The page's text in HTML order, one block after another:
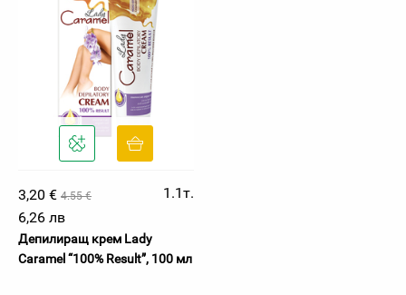
3,20 € 4.55 €
1.1т.
6,26 лв
Депилиращ крем Lady
Caramel “100% Result”, 100 мл